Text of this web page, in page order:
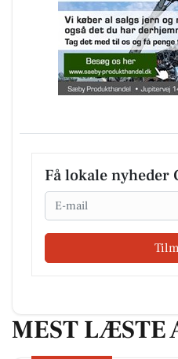
Få lokale nyheder
Email
MEST LÆSTE